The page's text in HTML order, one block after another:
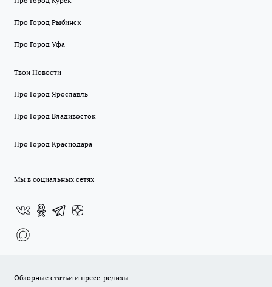
Про Город Рыбинск
Про Город Уфа
Твои Новости
Про Город Ярославль
Про Город Владивосток
Про Город Краснодара
Мы в социальных сетях
Обзорные статьи и пресс-релизы